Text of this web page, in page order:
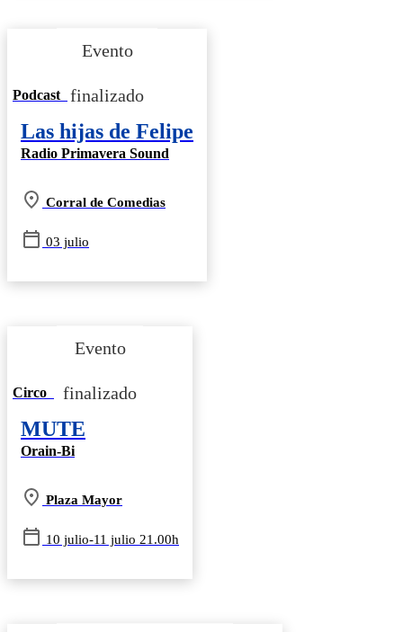
Podcast
Las hijas de Felipe
Radio Primavera Sound
Corral de Comedias
03 julio
Circo
MUTE
Orain-Bi
Plaza Mayor
10 julio-11 julio 21.00h